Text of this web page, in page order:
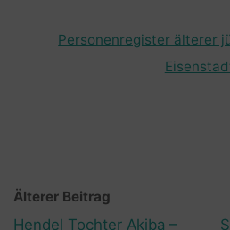
Personenregister älterer
Älterer Beitrag
Hendel Tochter Akiba –